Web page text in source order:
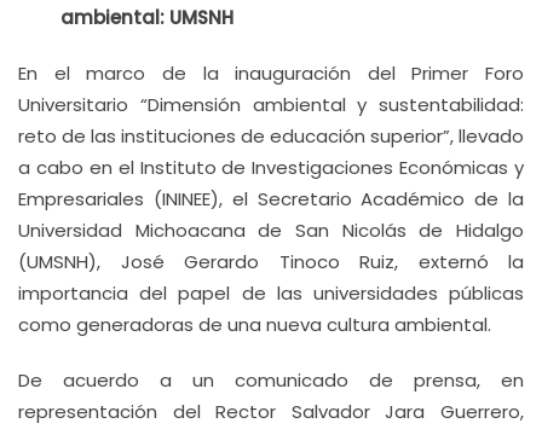
ambiental: UMSNH
En el marco de la inauguración del Primer Foro
Universitario “Dimensión ambiental y sustentabilidad:
reto de las instituciones de educación superior”, llevado
a cabo en el Instituto de Investigaciones Económicas y
Empresariales (ININEE), el Secretario Académico de la
Universidad Michoacana de San Nicolás de Hidalgo
(UMSNH), José Gerardo Tinoco Ruiz, externó la
importancia del papel de las universidades públicas
como generadoras de una nueva cultura ambiental.
De acuerdo a un comunicado de prensa, en
representación del Rector Salvador Jara Guerrero,